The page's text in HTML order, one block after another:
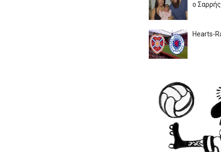
ο Σαρρής
Hearts-